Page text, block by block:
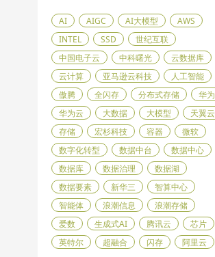
AI AIGC AI大模型
AWS
INTEL
SSD
世纪互联
中国电子云
中科曙光
云数据库
云计算
亚马逊云科技
人工智能
傲腾
全闪存 分布式存储
华为
华为云
大数据 大模型
天翼云
存储
宏杉科技 容器
微软
数字化转型
数据中台
数据中心
数据库
数据治理
数据湖
数据要素
新华三
智算中心
智能体
浪潮信息
浪潮存储
爱数
生成式AI 腾讯云
芯片
英特尔
超融合 闪存 阿里云